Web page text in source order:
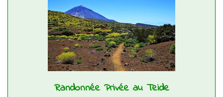
Randonnée Privée au Teide